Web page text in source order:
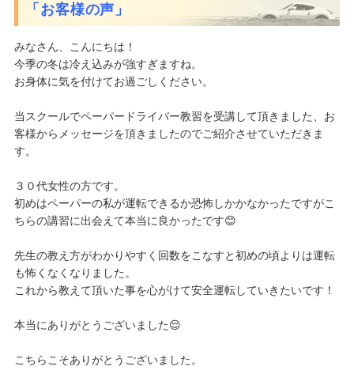
「お客様の声」
みなさん、こんにちは！
今季の冬は冷え込みが強すぎますね。
お身体に気を付けてお過ごしください。
当スクールでペーパードライバー教習を受講して頂きました、お
客様からメッセージを頂きましたのでご紹介させていただきま
す。
３０代女性の方です。
初めはペーパーの私が運転できるか恐怖しかかなかったですがこ
ちらの講習に出会えて本当に良かったです😊
先生の教え方がわかりやすく回数をこなすと初めの頃よりは運転
も怖くなくなりました。
これから教えて頂いた事を心がけて安全運転していきたいです！
本当にありがとうございました😌
こちらこそありがとうございました。